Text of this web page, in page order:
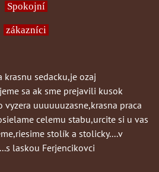
Spokojní
zákazníci
krasnu sedacku,je ozaj
sa ak sme prejavili kusok
uuuuuuzasne,krasna praca
celemu stabu,urcite si u vas
stolík a stolicky....v
laskou Ferjencikovci